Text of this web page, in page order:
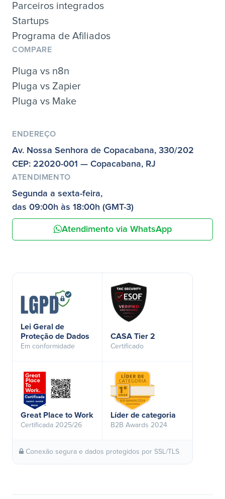
Parceiros integrados
Startups
Programa de Afiliados
COMPARE
Pluga vs n8n
Pluga vs Zapier
Pluga vs Make
ENDEREÇO
Av. Nossa Senhora de Copacabana, 330/202
CEP: 22020-001 — Copacabana, RJ
ATENDIMENTO
Segunda a sexta-feira,
das 09:00h às 18:00h (GMT-3)
Atendimento via WhatsApp
Lei Geral de
Proteção de Dados
Em conformidade
CASA Tier 2
Certificado
Great Place to Work
Certificada 2025/26
Líder de categoria
B2B Awards 2024
Conexão segura e dados protegidos por SSL/TLS